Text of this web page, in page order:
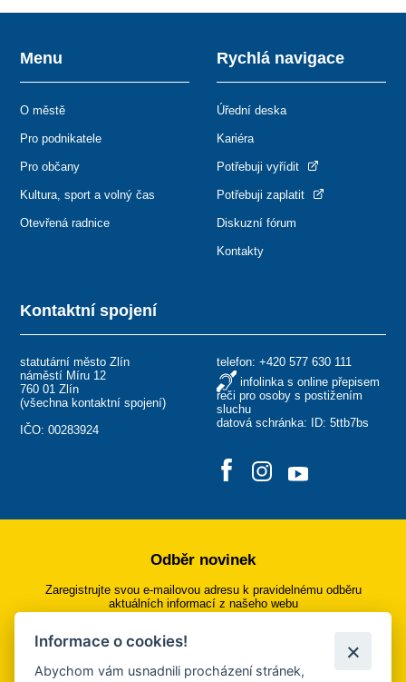
Kontaktní spojení
statutární město Zlín
náměstí Míru 12
760 01 Zlín
(všechna kontaktní spojení)
IČO: 00283924
telefon: +420 577 630 111
infolinka s online přepisem
řeči pro osoby s postižením
sluchu
datová schránka: ID: 5ttb7bs
Menu
O městě
Pro podnikatele
Pro občany
Kultura, sport a volný čas
Otevřená radnice
Rychlá navigace
Úřední deska
Kariéra
Potřebuji vyřídit
Potřebuji zaplatit
Diskuzní fórum
Kontakty
Odběr novinek
Zaregistrujte svou e-mailovou adresu k pravidelnému odběru
aktuálních informací z našeho webu
Přihlásit se k odběru
Informace o cookies!
Abychom vám usnadnili procházení stránek,